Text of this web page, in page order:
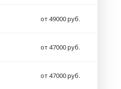
от 49000 руб.
от 47000 руб.
от 47000 руб.